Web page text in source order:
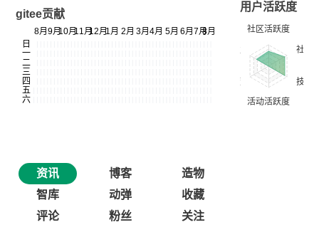
gitee贡献
用户活跃度
资讯 博客
造物
智库
动弹
收藏
评论
粉丝 关注